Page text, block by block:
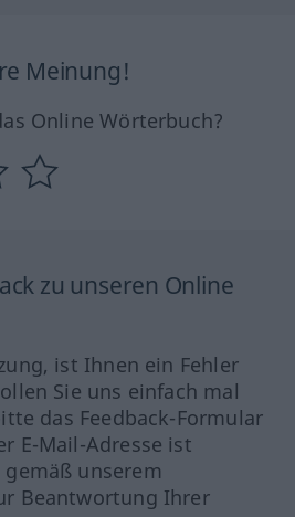
Meinung!
Online Wörterbuch?
zu unseren Online
ist Ihnen ein Fehler
Sie uns einfach mal
das Feedback-Formular
E-Mail-Adresse ist
unserem
Beantwortung Ihrer